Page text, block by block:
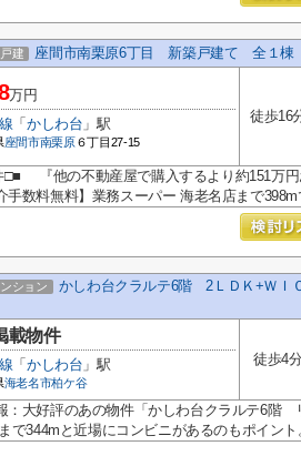
建 座間市南栗原6丁目 新築戸建て 全１棟
万円
「かしわ台 」駅
座間市南栗原 ６丁目27-15
徒歩16
□■ 『他の不動産屋で購入するより約151万
数料無料】業務スーパー 海老名店まで398m
ション
かしわ台クラルテ6階 2ＬＤＫ+ＷＩ
載物件
「かしわ台 」駅
海老名市柏ケ谷
徒歩4分
：大好評のあの物件「かしわ台クラルテ6階
で344mと近場にコンビニがあるのもポイント